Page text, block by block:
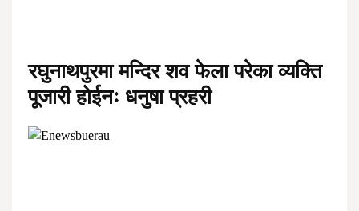
रघुनाथपुरमा मन्दिर शव फेला परेका व्यक्ति
पूजारी होईनः धनुषा प्रहरी